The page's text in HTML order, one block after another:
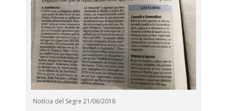
Notícia del Segre 21/06/2018